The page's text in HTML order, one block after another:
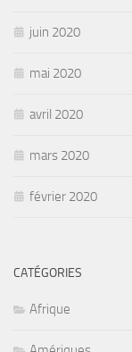
juin 2020
mai 2020
avril 2020
mars 2020
février 2020
CATÉGORIES
Afrique